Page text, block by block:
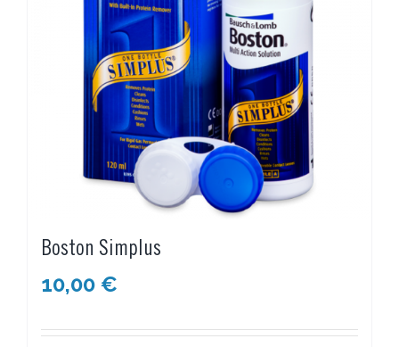
Boston Simplus
10,00 €